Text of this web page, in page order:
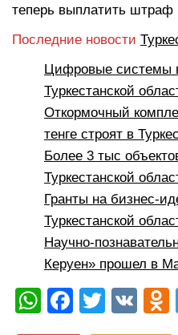
теперь выплатить штраф
Последние новости
Цифровые системы
Туркестанской
Откормочный
тенге строят в
Более 3 тыс
Туркестанской
Гранты на бизнес-
Туркестанской
Научно-
Керуен» прошел в
W F
T
V